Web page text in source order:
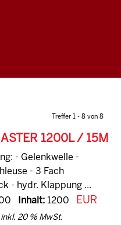
Treffer 1 - 8 von 8
1200L / 15M
- Gelenkwelle -
- 3 Fach
- hydr. Klappung ...
Inhalt:1200
EUR
inkl. 20 % MwSt.